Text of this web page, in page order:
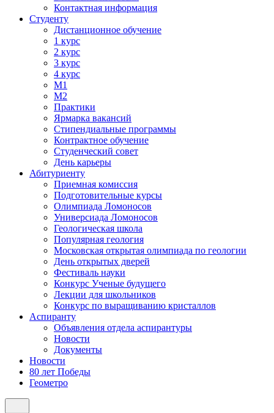
Контактная информация
Студенту
Дистанционное обучение
1 курс
2 курс
3 курс
4 курс
М1
М2
Практики
Ярмарка вакансий
Стипендиальные программы
Контрактное обучение
Студенческий совет
День карьеры
Абитуриенту
Приемная комиссия
Подготовительные курсы
Олимпиада Ломоносов
Универсиада Ломоносов
Геологическая школа
Популярная геология
Московская открытая олимпиада по геологии
День открытых дверей
Фестиваль науки
Конкурс Ученые будущего
Лекции для школьников
Конкурс по выращиванию кристаллов
Аспиранту
Объявления отдела аспирантуры
Новости
Документы
Новости
80 лет Победы
Геометро